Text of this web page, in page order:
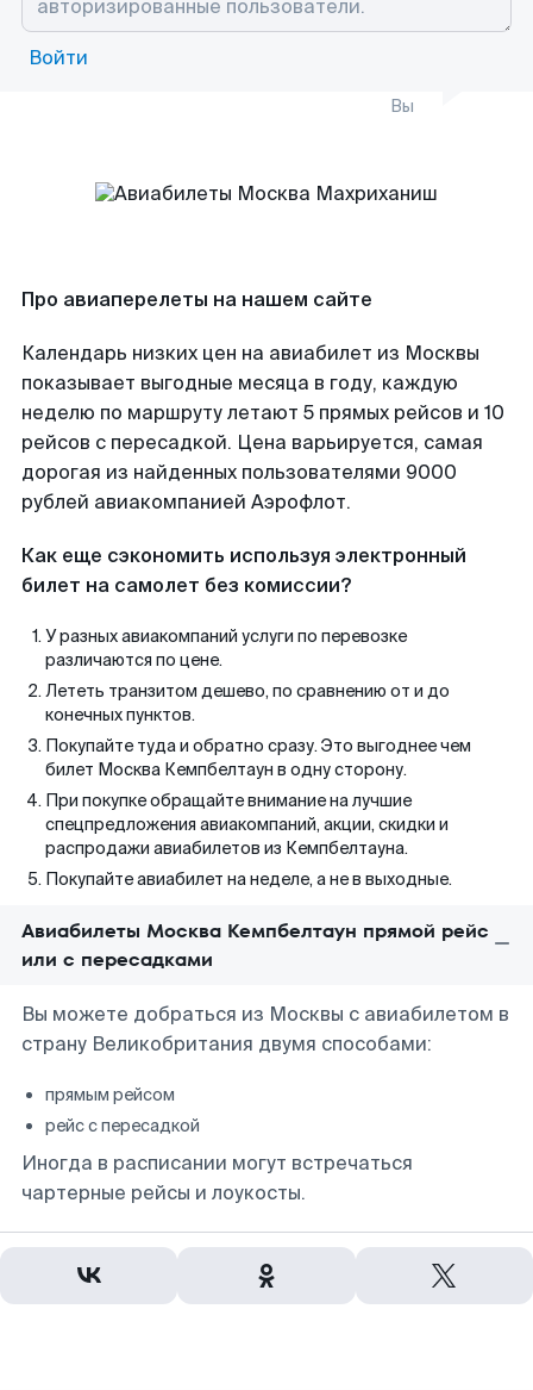
Войти
Вы
Про авиаперелеты на нашем сайте
Календарь низких цен на авиабилет из Москвы
показывает выгодные месяца в году, каждую
неделю по маршруту летают 5 прямых рейсов и 10
рейсов с пересадкой. Цена варьируется, самая
дорогая из найденных пользователями 9000
рублей авиакомпанией Аэрофлот.
Как еще сэкономить используя электронный
билет на самолет без комиссии?
У разных авиакомпаний услуги по перевозке
различаются по цене.
Лететь транзитом дешево, по сравнению от и до
конечных пунктов.
Покупайте туда и обратно сразу. Это выгоднее чем
билет Москва Кемпбелтаун в одну сторону.
При покупке обращайте внимание на лучшие
спецпредложения авиакомпаний, акции, скидки и
распродажи авиабилетов из Кемпбелтауна.
Покупайте авиабилет на неделе, а не в выходные.
Авиабилеты Москва Кемпбелтаун прямой рейс
или с пересадками
Вы можете добраться из Москвы с авиабилетом в
страну Великобритания двумя способами:
прямым рейсом
рейс с пересадкой
Иногда в расписании могут встречаться
чартерные рейсы и лоукосты.